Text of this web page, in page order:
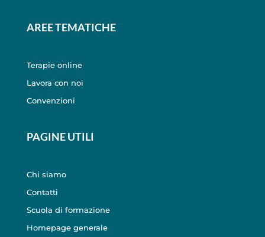
AREE TEMATICHE
Terapie online
Lavora con noi
Convenzioni
PAGINE UTILI
Chi siamo
Contatti
Scuola di formazione
Homepage generale